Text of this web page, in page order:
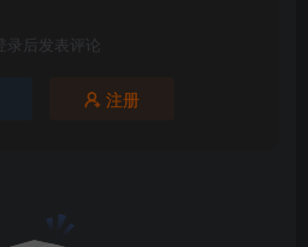
录后发表评论
注册